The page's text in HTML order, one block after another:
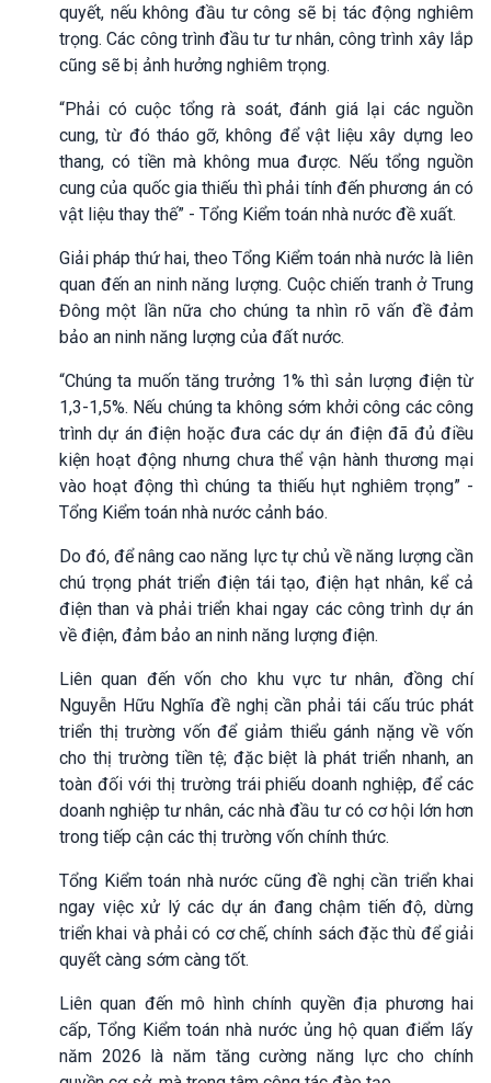
quyết, nếu không đầu tư công sẽ bị tác động nghiêm
trọng. Các công trình đầu tư tư nhân, công trình xây lắp
cũng sẽ bị ảnh hưởng nghiêm trọng.
“Phải có cuộc tổng rà soát, đánh giá lại các nguồn
cung, từ đó tháo gỡ, không để vật liệu xây dựng leo
thang, có tiền mà không mua được. Nếu tổng nguồn
cung của quốc gia thiếu thì phải tính đến phương án có
vật liệu thay thế” - Tổng Kiểm toán nhà nước đề xuất.
Giải pháp thứ hai, theo Tổng Kiểm toán nhà nước là liên
quan đến an ninh năng lượng. Cuộc chiến tranh ở Trung
Đông một lần nữa cho chúng ta nhìn rõ vấn đề đảm
bảo an ninh năng lượng của đất nước.
“Chúng ta muốn tăng trưởng 1% thì sản lượng điện từ
1,3-1,5%. Nếu chúng ta không sớm khởi công các công
trình dự án điện hoặc đưa các dự án điện đã đủ điều
kiện hoạt động nhưng chưa thể vận hành thương mại
vào hoạt động thì chúng ta thiếu hụt nghiêm trọng” -
Tổng Kiểm toán nhà nước cảnh báo.
Do đó, để nâng cao năng lực tự chủ về năng lượng cần
chú trọng phát triển điện tái tạo, điện hạt nhân, kể cả
điện than và phải triển khai ngay các công trình dự án
về điện, đảm bảo an ninh năng lượng điện.
Liên quan đến vốn cho khu vực tư nhân, đồng chí
Nguyễn Hữu Nghĩa đề nghị cần phải tái cấu trúc phát
triển thị trường vốn để giảm thiểu gánh nặng về vốn
cho thị trường tiền tệ; đặc biệt là phát triển nhanh, an
toàn đối với thị trường trái phiếu doanh nghiệp, để các
doanh nghiệp tư nhân, các nhà đầu tư có cơ hội lớn hơn
trong tiếp cận các thị trường vốn chính thức.
Tổng Kiểm toán nhà nước cũng đề nghị cần triển khai
ngay việc xử lý các dự án đang chậm tiến độ, dừng
triển khai và phải có cơ chế, chính sách đặc thù để giải
quyết càng sớm càng tốt.
Liên quan đến mô hình chính quyền địa phương hai
cấp, Tổng Kiểm toán nhà nước ủng hộ quan điểm lấy
năm 2026 là năm tăng cường năng lực cho chính